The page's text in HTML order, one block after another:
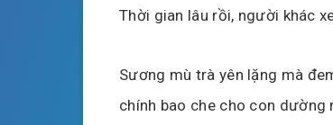
Thời gian lâu rồi, người khác
Sương mù trà yên lặng mà
chính bao che cho con dường